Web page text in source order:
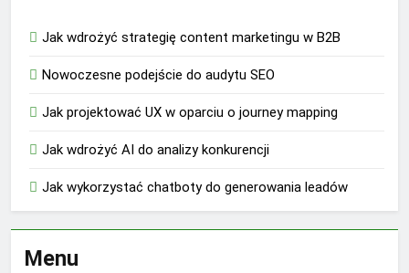
Jak wdrożyć strategię content marketingu w B2B
Nowoczesne podejście do audytu SEO
Jak projektować UX w oparciu o journey mapping
Jak wdrożyć AI do analizy konkurencji
Jak wykorzystać chatboty do generowania leadów
Menu